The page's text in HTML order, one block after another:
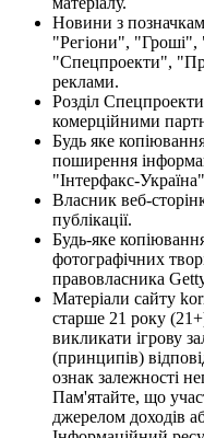
Новини з
"Регіони",
"Спецпроекти",
реклами.
Розділ
комерційними
Будь яке
поширення
"Інтерфакс-
Власник веб-
публікації.
Будь-яке
фотографічних
правовласника
Матеріали сайту
старше 21 року
викликати ігрову
(принципів)
ознак залежності
Пам'ятайте, що
джерелом доходів